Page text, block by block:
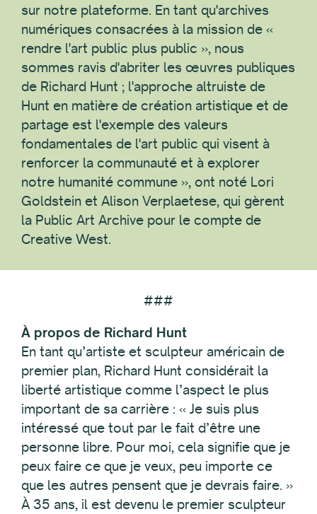
sur notre plateforme. En tant qu'archives
numériques consacrées à la mission de «
rendre l'art public plus public », nous
sommes ravis d'abriter les œuvres publiques
de Richard Hunt ; l'approche altruiste de
Hunt en matière de création artistique et de
partage est l'exemple des valeurs
fondamentales de l'art public qui visent à
renforcer la communauté et à explorer
notre humanité commune », ont noté Lori
Goldstein et Alison Verplaetese, qui gèrent
la Public Art Archive pour le compte de
Creative West.
###
À propos de Richard Hunt
En tant qu’artiste et sculpteur américain de
premier plan, Richard Hunt considérait la
liberté artistique comme l’aspect le plus
important de sa carrière : « Je suis plus
intéressé que tout par le fait d’être une
personne libre. Pour moi, cela signifie que je
peux faire ce que je veux, peu importe ce
que les autres pensent que je devrais faire. »
À 35 ans, il est devenu le premier sculpteur